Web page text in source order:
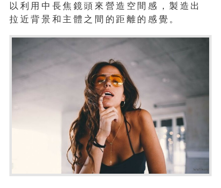
以利用中長焦鏡頭來營造空間感，製造出
拉近背景和主體之間的距離的感覺。